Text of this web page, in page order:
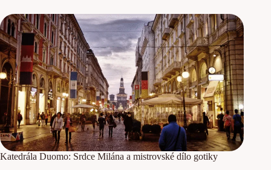
Katedrála Duomo: Srdce Milána a mistrovské dílo gotiky